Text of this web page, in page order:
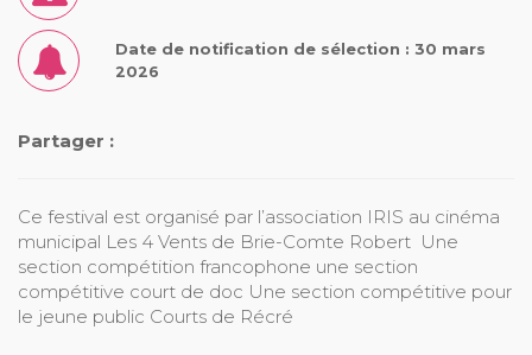
Date de notification de sélection : 30 mars
2026
Partager :
Ce festival est organisé par l’association IRIS au cinéma
municipal Les 4 Vents de Brie-Comte Robert Une
section compétition francophone une section
compétitive court de doc Une section compétitive pour
le jeune public Courts de Récré